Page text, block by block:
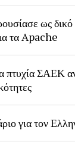
ως δικό
τα Apache
ΣΑΕΚ
για τον